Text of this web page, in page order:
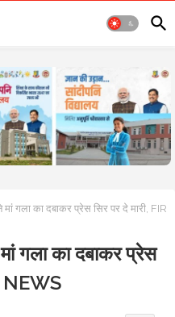
मां गला का दबाकर प्रेस सिर पर दे मारी, FIR
गला का दबाकर प्रेस
NEWS